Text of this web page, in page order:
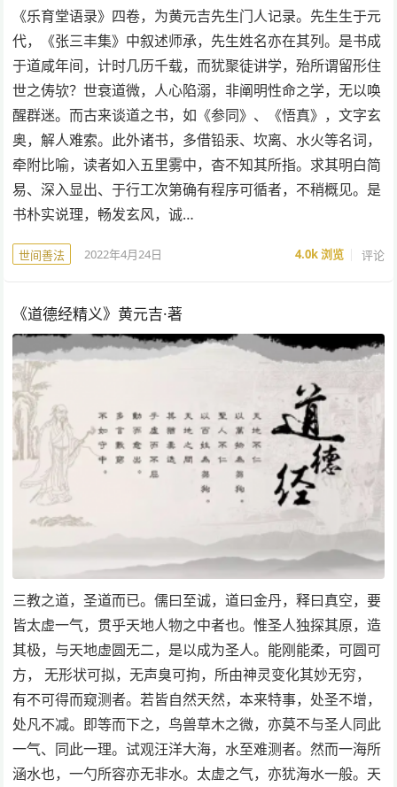
《乐育堂语录》四卷，为黄元吉先生门人记录。先生生于元
代，《张三丰集》中叙述师承，先生姓名亦在其列。是书成
于道咸年间，计时几历千载，而犹聚徒讲学，殆所谓留形住
世之俦欤？世衰道微，人心陷溺，非阐明性命之学，无以唤
醒群迷。而古来谈道之书，如《参同》、《悟真》，文字玄
奥，解人难索。此外诸书，多借铅汞、坎离、水火等名词，
牵附比喻，读者如入五里雾中，杳不知其所指。求其明白简
易、深入显出、于行工次第确有程序可循者，不稍概见。是
书朴实说理，畅发玄风，诚…
世间善法 2022年4月24日 4.0k浏览 评论
《道德经精义》黄元吉·著
三教之道，圣道而已。儒曰至诚，道曰金丹，释曰真空，要
皆太虚一气，贯乎天地人物之中者也。惟圣人独探其原，造
其极，与天地虚圆无二，是以成为圣人。能刚能柔，可圆可
方， 无形状可拟，无声臭可拘，所由神灵变化其妙无穷，
有不可得而窥测者。若皆自然天然，本来特事，处圣不增，
处凡不减。即等而下之，鸟兽草木之微，亦莫不与圣人同此
一气、同此一理。试观汪洋大海，水至难测者。然而一海所
涵水也，一勺所容亦无非水。太虚之气，亦犹海水一般。天